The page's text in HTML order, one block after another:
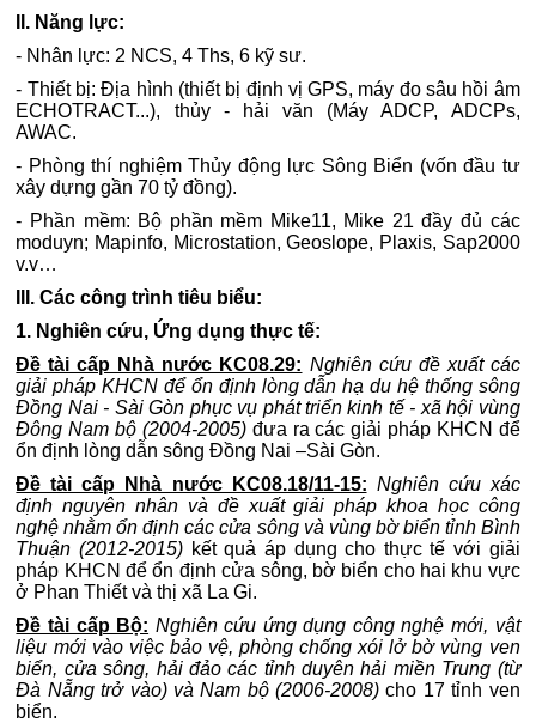
II. Năng lực:
- Nhân lực: 2 NCS, 4 Ths, 6 kỹ sư.
- Thiết bị: Địa hình (thiết bị định vị GPS, máy đo sâu hồi âm
ECHOTRACT...), thủy - hải văn (Máy ADCP, ADCPs,
AWAC.
- Phòng thí nghiệm Thủy động lực Sông Biển (vốn đầu tư
xây dựng gần 70 tỷ đồng).
- Phần mềm: Bộ phần mềm Mike11, Mike 21 đầy đủ các
moduyn; Mapinfo, Microstation, Geoslope, Plaxis, Sap2000
v.v…
III. Các công trình tiêu biểu:
1. Nghiên cứu, Ứng dụng thực tế:
Đề tài cấp Nhà nước KC08.29: Nghiên cứu đề xuất các
giải pháp KHCN để ổn định lòng dẫn hạ du hệ thống sông
Đồng Nai - Sài Gòn phục vụ phát triển kinh tế - xã hội vùng
Đông Nam bộ (2004-2005)đưa ra các giải pháp KHCN để
ổn định lòng dẫn sông Đồng Nai –Sài Gòn.
Đề tài cấp Nhà nước KC08.18/11-15: Nghiên cứu xác
định nguyên nhân và đề xuất giải pháp khoa học công
nghệ nhằm ổn định các cửa sông và vùng bờ biển tỉnh Bình
Thuận (2012-2015) kết quả áp dụng cho thực tế với giải
pháp KHCN để ổn định cửa sông, bờ biển cho hai khu vực
ở Phan Thiết và thị xã La Gi.
Đề tài cấp Bộ: Nghiên cứu ứng dụng công nghệ mới, vật
liệu mới vào việc bảo vệ, phòng chống xói lở bờ vùng ven
biển, cửa sông, hải đảo các tỉnh duyên hải miền Trung (từ
Đà Nẵng trở vào) và Nam bộ (2006-2008) cho 17 tỉnh ven
biển.